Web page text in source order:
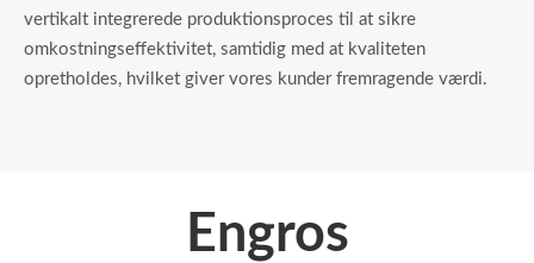
vertikalt integrerede produktionsproces til at sikre
omkostningseffektivitet, samtidig med at kvaliteten
opretholdes, hvilket giver vores kunder fremragende værdi.
Engros